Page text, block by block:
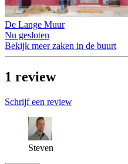
De Lange Muur
Nu gesloten
Bekijk meer zaken in de buurt
1 review
Schrijf een review
Steven